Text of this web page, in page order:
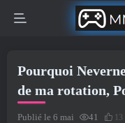
Pourquoi
de ma rotation,
Publié le 6 mai 41 13